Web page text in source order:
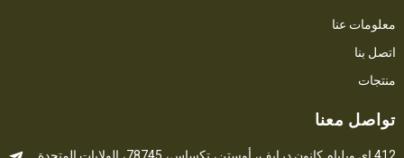
معلومات عنا
اتصل بنا
منتجات
تواصل معنا